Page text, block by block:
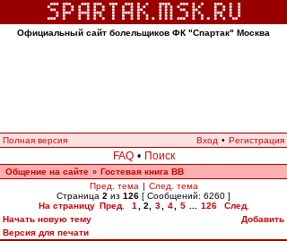
Официальный сайт болельщиков ФК "Спартак" Москва
Полная версия Вход • Регистрация
FAQ • Поиск
Общение на сайте » Гостевая книга ВВ
Пред. тема | След. тема
Страница 2 из 126 [ Сообщений: 6260 ]
На страницу Пред. 1 2 3 4 5 126
След.
Начать новую тему
Добавить
Версия для печати